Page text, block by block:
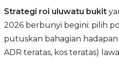
Strategi roi uluwatu bukit
2026 berbunyi begini: pilih
putuskan bahagian
ADR teratas, kos teratas)